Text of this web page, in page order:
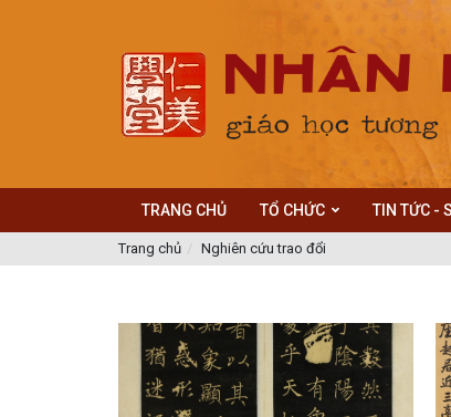
TRANG CHỦ TỔ CHỨC TIN TỨC -
Trang chủ Nghiên cứu trao đổi